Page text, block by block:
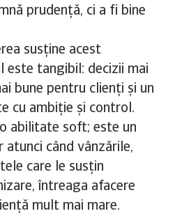
prudență, ci a fi bine
susține acest
este tangibil: decizii mai
bune pentru clienți și un
cu ambiție și control.
abilitate soft; este un
când vânzările,
care le susțin
întreaga afacere
mult mai mare.